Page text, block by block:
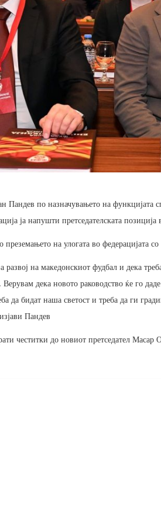
Пандев по назначувањето на функцијата
ја напушти претседателската позиција
на улогата во федерацијата
развој на македонскиот фудбал и дека
дека новото раководство ќе го
да бидат наша светост и треба да ги
Пандев
честитки до новиот претседател Масар